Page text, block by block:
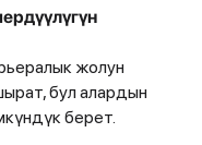
жолун
бул алардын
берет.